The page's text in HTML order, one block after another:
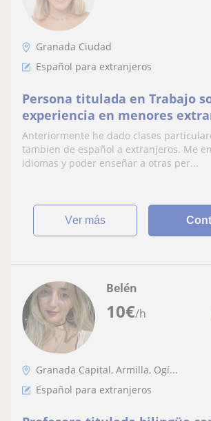
Granada Ciudad
Español para extranjeros
Persona titulada en Trabajo
experiencia en menores
que trabajé en un centro de
Anteriormente he dado clases
tambien de español a extranjeros. Me
idiomas y poder enseñar a otras per...
ver más
10€/h
Belén
Granada Capital, Armilla, Ogí...
Español para extranjeros